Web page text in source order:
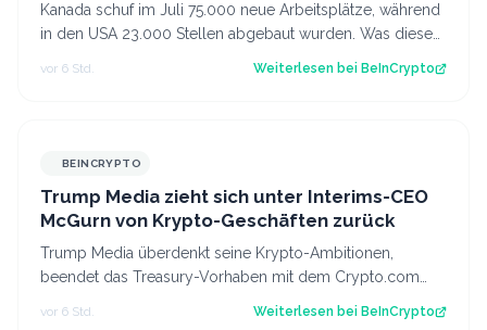
Kanada schuf im Juli 75.000 neue Arbeitsplätze, während
in den USA 23.000 Stellen abgebaut wurden. Was diese
Divergenz für Kanadas Krypto-Br…
vor 6 Std. Weiterlesen bei BeInCrypto
BEINCRYPTO
Trump Media zieht sich unter Interims-CEO
McGurn von Krypto-Geschäften zurück
Trump Media überdenkt seine Krypto-Ambitionen,
beendet das Treasury-Vorhaben mit dem Crypto.com
vor 6 Std. Weiterlesen bei BeInCrypto